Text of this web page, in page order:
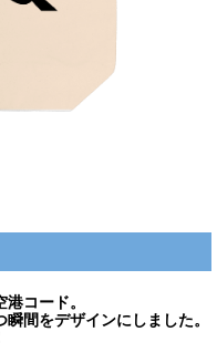
コード。
間をデザインにしました。